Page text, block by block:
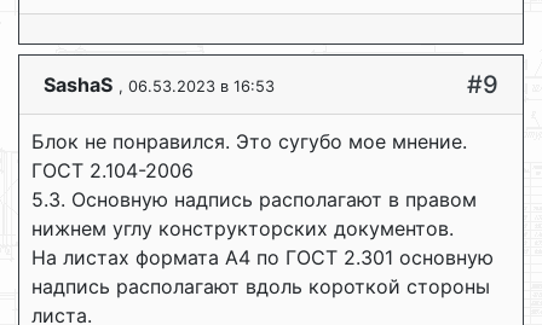
SashaS , 06.53.2023 в 16:53 #9
Блок не понравился. Это сугубо мое мнение.
ГОСТ 2.104-2006
5.3. Основную надпись располагают в правом
нижнем углу конструкторских документов.
На листах формата А4 по ГОСТ 2.301 основную
надпись располагают вдоль короткой стороны
листа.